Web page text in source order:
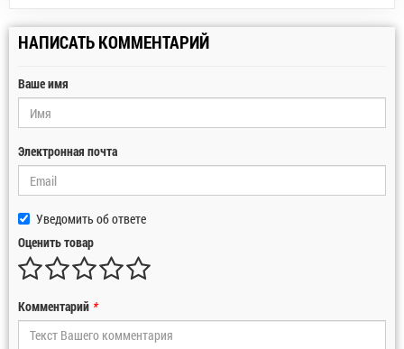
НАПИСАТЬ КОММЕНТАРИЙ
Ваше имя
Электронная почта
Уведомить об ответе
Оценить товар
Комментарий *